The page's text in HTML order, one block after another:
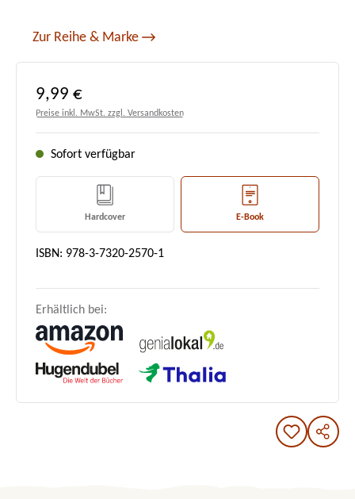
Zur Reihe & Marke
Regulärer Preis:
9,99 €
Preise inkl. MwSt. zzgl. Versandkosten
Sofort verfügbar
Hardcover E-Book
ISBN: 978-3-7320-2570-1
Erhältlich bei: